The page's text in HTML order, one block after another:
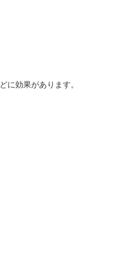
に効果があります。